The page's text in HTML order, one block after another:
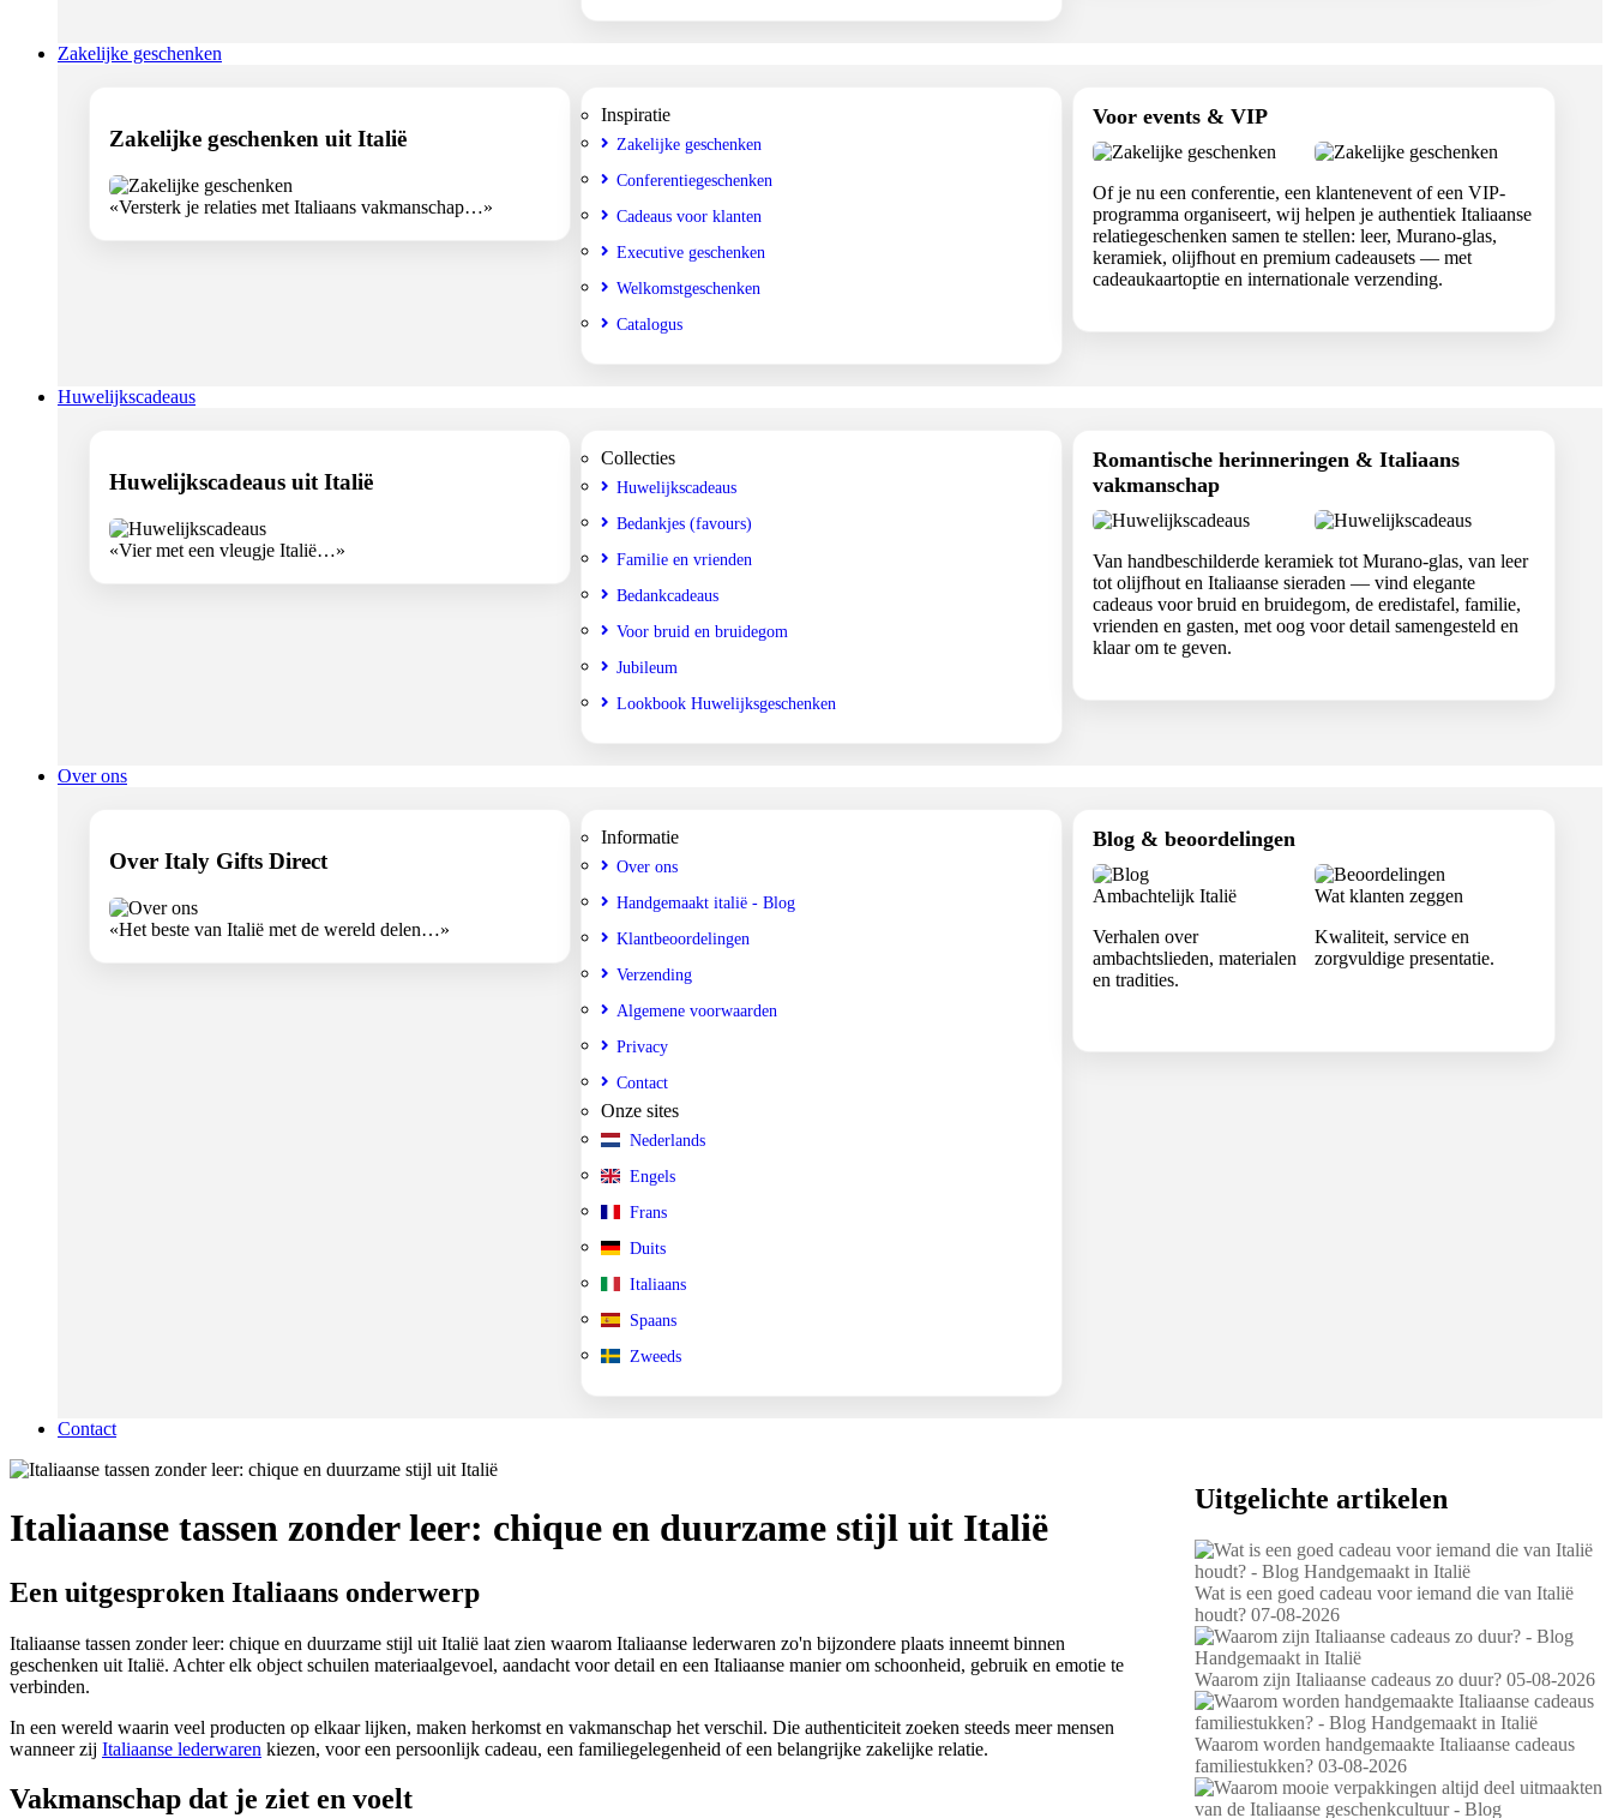
Zakelijke geschenken
Zakelijke geschenken uit Italië
«Versterk je relaties met Italiaans vakmanschap…»
Inspiratie
Zakelijke geschenken
Conferentiegeschenken
Cadeaus voor klanten
Executive geschenken
Welkomstgeschenken
Catalogus
Voor events & VIP
Of je nu een conferentie, een klantenevent of een VIP-
programma organiseert, wij helpen je authentiek Italiaanse
relatiegeschenken samen te stellen: leer, Murano-glas,
keramiek, olijfhout en premium cadeausets — met
cadeaukaartoptie en internationale verzending.
Huwelijkscadeaus
Huwelijkscadeaus uit Italië
«Vier met een vleugje Italië…»
Collecties
Huwelijkscadeaus
Bedankjes (favours)
Familie en vrienden
Bedankcadeaus
Voor bruid en bruidegom
Jubileum
Lookbook Huwelijksgeschenken
Romantische herinneringen & Italiaans
vakmanschap
Van handbeschilderde keramiek tot Murano-glas, van leer
tot olijfhout en Italiaanse sieraden — vind elegante
cadeaus voor bruid en bruidegom, de eredistafel, familie,
vrienden en gasten, met oog voor detail samengesteld en
klaar om te geven.
Over ons
Over Italy Gifts Direct
«Het beste van Italië met de wereld delen…»
Informatie
Over ons
Handgemaakt italië - Blog
Klantbeoordelingen
Verzending
Algemene voorwaarden
Privacy
Contact
Onze sites
Nederlands
Engels
Frans
Duits
Italiaans
Spaans
Zweeds
Blog & beoordelingen
Ambachtelijk Italië
Verhalen over
ambachtslieden, materialen
en tradities.
Wat klanten zeggen
Kwaliteit, service en
zorgvuldige presentatie.
Contact
Italiaanse tassen zonder leer: chique en duurzame stijl uit Italië
Een uitgesproken Italiaans onderwerp
Italiaanse tassen zonder leer: chique en duurzame stijl uit Italië laat zien waarom Italiaanse lederwaren zo'n bijzondere plaats inneemt binnen
geschenken uit Italië. Achter elk object schuilen materiaalgevoel, aandacht voor detail en een Italiaanse manier om schoonheid, gebruik en emotie te
verbinden.
In een wereld waarin veel producten op elkaar lijken, maken herkomst en vakmanschap het verschil. Die authenticiteit zoeken steeds meer mensen
wanneer zij Italiaanse lederwaren kiezen, voor een persoonlijk cadeau, een familiegelegenheid of een belangrijke zakelijke relatie.
Vakmanschap dat je ziet en voelt
Uitgelichte artikelen
Wat is een goed cadeau voor iemand die van Italië
houdt? 07-08-2026
Waarom zijn Italiaanse cadeaus zo duur? 05-08-2026
Waarom worden handgemaakte Italiaanse cadeaus
familiestukken? 03-08-2026